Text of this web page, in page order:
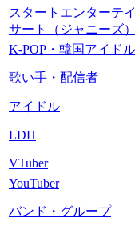
スタートエンターテ
サート（ジャニーズ）
K-POP・韓国アイドル
歌い手・配信者
アイドル
LDH
VTuber
YouTuber
バンド・グループ